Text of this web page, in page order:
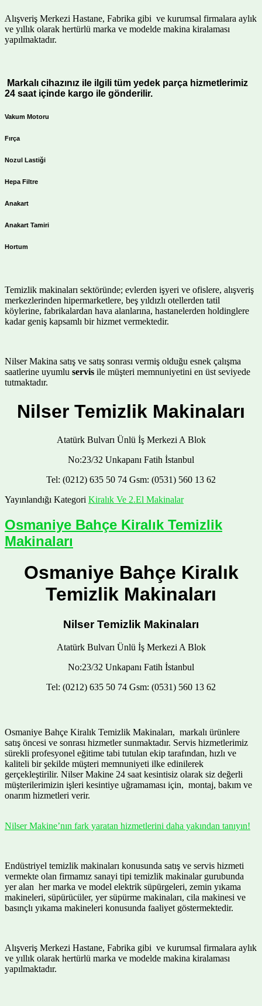
Alışveriş Merkezi Hastane, Fabrika gibi ve kurumsal firmalara aylık
ve yıllık olarak hertürlü marka ve modelde makina kiralaması
yapılmaktadır.
Markalı cihazınız ile ilgili tüm yedek parça hizmetlerimiz
24 saat içinde kargo ile gönderilir.
Vakum Motoru
Fırça
Nozul Lastiği
Hepa Filtre
Anakart
Anakart Tamiri
Hortum
Temizlik makinaları sektöründe; evlerden işyeri ve ofislere, alışveriş
merkezlerinden hipermarketlere, beş yıldızlı otellerden tatil
köylerine, fabrikalardan hava alanlarına, hastanelerden holdinglere
kadar geniş kapsamlı bir hizmet vermektedir.
Nilser Makina satış ve satış sonrası vermiş olduğu esnek çalışma
saatlerine uyumlu servis ile müşteri memnuniyetini en üst seviyede
tutmaktadır.
Nilser Temizlik Makinaları
Atatürk Bulvarı Ünlü İş Merkezi A Blok
No:23/32 Unkapanı Fatih İstanbul
Tel: (0212) 635 50 74 Gsm: (0531) 560 13 62
Yayınlandığı Kategori Kiralık Ve 2.El Makinalar
Osmaniye Bahçe Kiralık Temizlik
Makinaları
Osmaniye Bahçe Kiralık
Temizlik Makinaları
Nilser Temizlik Makinaları
Atatürk Bulvarı Ünlü İş Merkezi A Blok
No:23/32 Unkapanı Fatih İstanbul
Tel: (0212) 635 50 74 Gsm: (0531) 560 13 62
Osmaniye Bahçe Kiralık Temizlik Makinaları, markalı ürünlere
satış öncesi ve sonrası hizmetler sunmaktadır. Servis hizmetlerimiz
sürekli profesyonel eğitime tabi tutulan ekip tarafından, hızlı ve
kaliteli bir şekilde müşteri memnuniyeti ilke edinilerek
gerçekleştirilir. Nilser Makine 24 saat kesintisiz olarak siz değerli
müşterilerimizin işleri kesintiye uğramaması için, montaj, bakım ve
onarım hizmetleri verir.
Nilser Makine’nın fark yaratan hizmetlerini daha yakından tanıyın!
Endüstriyel temizlik makinaları konusunda satış ve servis hizmeti
vermekte olan firmamız sanayi tipi temizlik makinalar gurubunda
yer alan her marka ve model elektrik süpürgeleri, zemin yıkama
makineleri, süpürücüler, yer süpürme makinaları, cila makinesi ve
basınçlı yıkama makineleri konusunda faaliyet göstermektedir.
Alışveriş Merkezi Hastane, Fabrika gibi ve kurumsal firmalara aylık
ve yıllık olarak hertürlü marka ve modelde makina kiralaması
yapılmaktadır.